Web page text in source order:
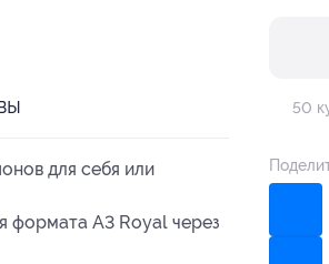
50
для себя или
формата А3 Royal через